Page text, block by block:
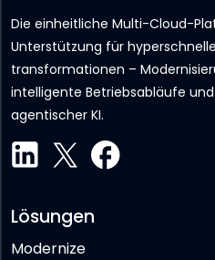
Die einheitliche Multi-Cloud-
Unterstützung für
transformationen –
intelligente Betriebsabläufe
agentischer KI.
Lösungen
Modernize